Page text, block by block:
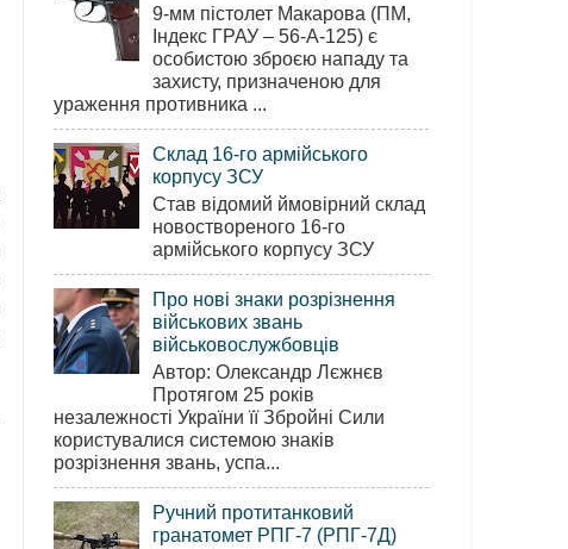
9-мм пістолет Макарова (ПМ,
Індекс ГРАУ – 56-А-125) є
особистою зброєю нападу та
захисту, призначеною для
ураження противника ...
Склад 16-го армійського
корпусу ЗСУ
Став відомий ймовірний склад
новоствореного 16-го
армійського корпусу ЗСУ
Про нові знаки розрізнення
військових звань
військовослужбовців
Автор: Олександр Лєжнєв
Протягом 25 років
незалежності України її Збройні Сили
користувалися системою знаків
розрізнення звань, успа...
Ручний протитанковий
гранатомет РПГ-7 (РПГ-7Д)